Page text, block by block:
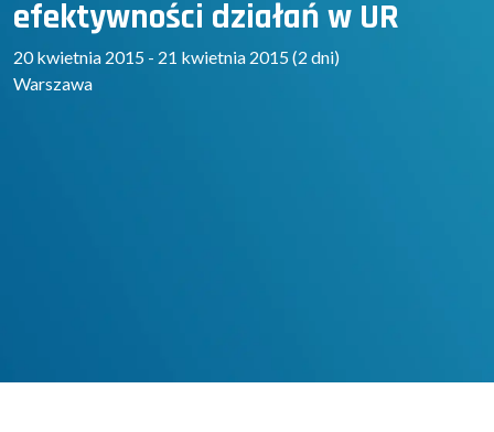
efektywności działań w UR
20 kwietnia 2015 - 21 kwietnia 2015 (2 dni)
Warszawa